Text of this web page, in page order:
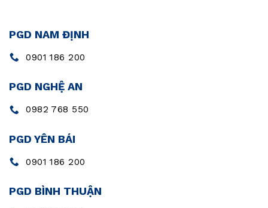
PGD NAM ĐỊNH
0901 186 200
PGD NGHỆ AN
0982 768 550
PGD YÊN BÁI
0901 186 200
PGD BÌNH THUẬN